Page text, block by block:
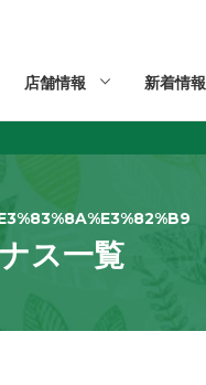
店舗情報 新着情報
ス一覧